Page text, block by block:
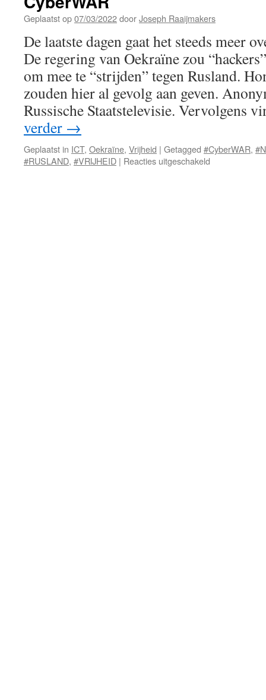
Geplaatst op07/03/2022doorJoseph Raaijmakers
De laatste dagen gaat het steeds meer
De regering van Oekraïne zou
om mee te “strijden” tegen Rusland.
zouden hier al gevolg aan geven.
Russische Staatstelevisie. Vervolgens
verder →
Geplaatst in ICT, Oekraïne, Vrijheid | Getagged #CyberWAR,
#RUSLAND, #VRIJHEID | Reacties uitgeschakeld